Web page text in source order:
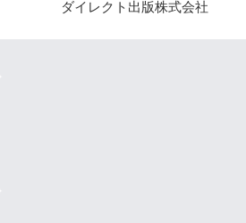
ダイレクト出版株式会社